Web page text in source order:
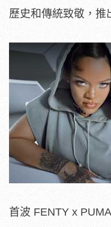
歷史和傳統致敬，推
首波 FENTY x